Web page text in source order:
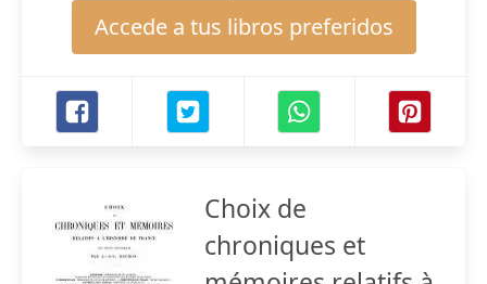
Accede a tus libros preferidos
Choix de
chroniques et